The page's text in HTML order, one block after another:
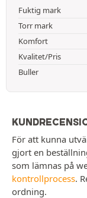
Fuktig mark
Torr mark
Komfort
Kvalitet/Pris
Buller
För att kunna
gjort en
som lämnas på
kontrollprocess.
ordning.